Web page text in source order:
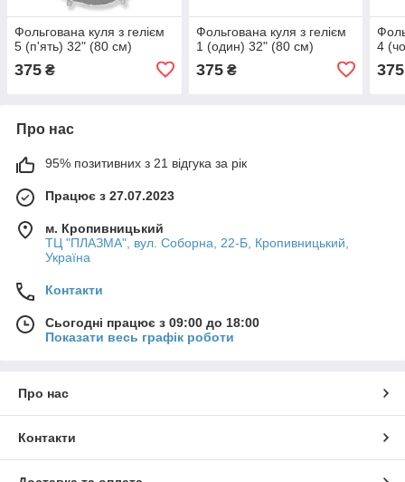
Фольгована куля з гелієм
5 (п'ять) 32" (80 см)
375 ₴
Фольгована куля з гелієм
1 (один) 32" (80 см)
375₴
4
375
Про нас
95% позитивних з 21 відгука за рік
Працює з 27.07.2023
м. Кропивницький
ТЦ "ПЛАЗМА", вул. Соборна, 22-Б, Кропивницький,
Україна
Контакти
Сьогодні працює з 09:00 до 18:00
Показати весь графік роботи
Про нас
Контакти